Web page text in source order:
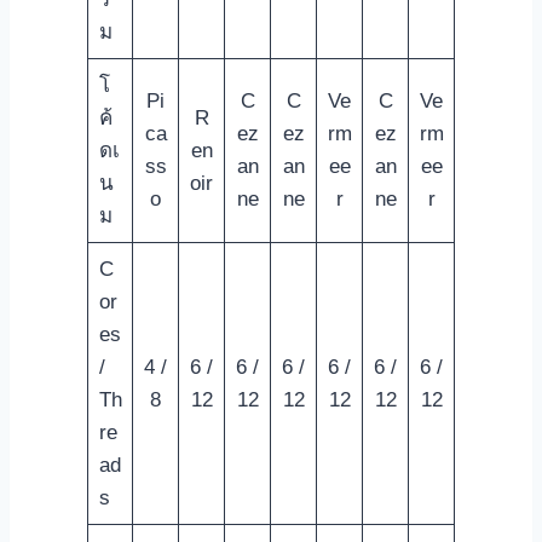
ม
โ
ค้
ดเ
น
ม
Pi
ca
ss
o
R
en
oir
C
ez
an
ne
C
ez
an
ne
Ve
rm
ee
r
C
ez
an
ne
Ve
rm
ee
r
C
or
es
/
Th
re
ad
s
4 /
8
6 /
12
6 /
12
6 /
12
6 /
12
6 /
12
6 /
12